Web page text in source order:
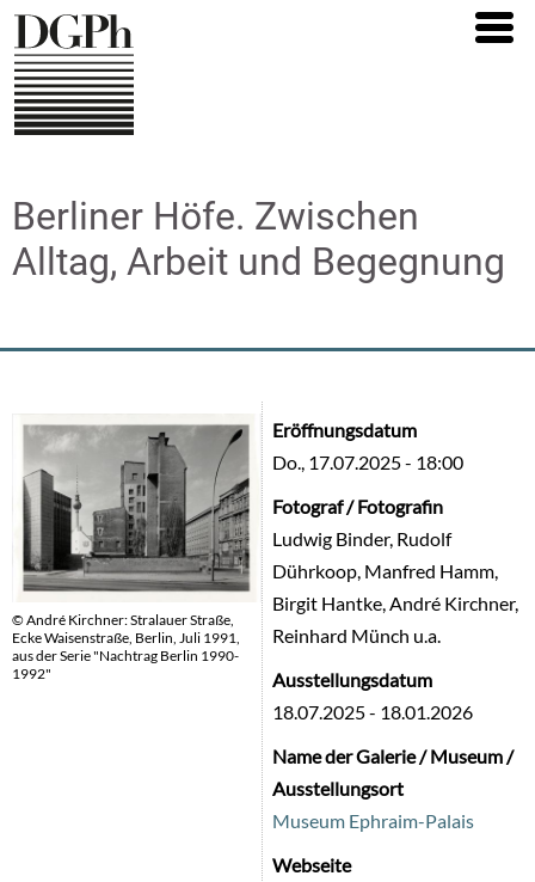
Direkt
zum
Inhalt
Berliner Höfe. Zwischen
Alltag, Arbeit und Begegnung
© André Kirchner: Stralauer Straße,
Ecke Waisenstraße, Berlin, Juli 1991,
aus der Serie "Nachtrag Berlin 1990-
1992"
Eröffnungsdatum
Do., 17.07.2025 - 18:00
Fotograf / Fotografin
Ludwig Binder, Rudolf
Dührkoop, Manfred Hamm,
Birgit Hantke, André Kirchner,
Reinhard Münch u.a.
Ausstellungsdatum
18.07.2025- 18.01.2026
Name der Galerie / Museum /
Ausstellungsort
Museum Ephraim-Palais
Webseite